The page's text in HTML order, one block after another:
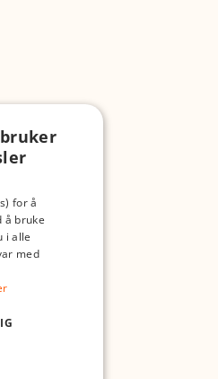
for å
å bruke
i alle
med